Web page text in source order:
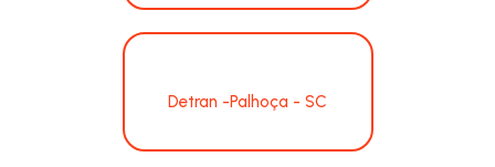
Detran -Palhoça - SC